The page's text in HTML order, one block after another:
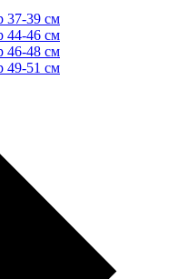
37-39 см
44-46 см
46-48 см
49-51 см